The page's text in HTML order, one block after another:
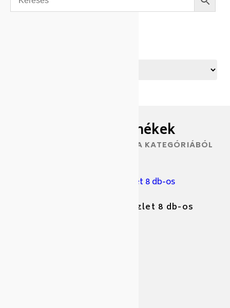
Hasonló termékek
TOVÁBBI TERMÉKEK EBBŐL A KATEGÓRIÁBÓL
CERA STONE bev.edénykészlet 8 db-os